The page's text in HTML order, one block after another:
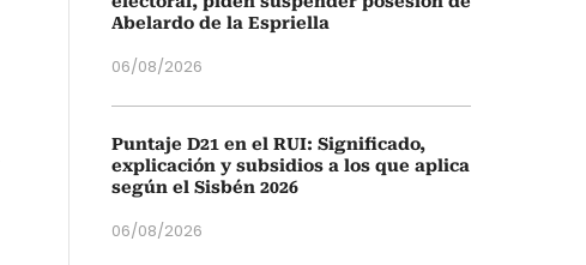
Abelardo de la Espriella
06/08/2026
Puntaje D21 en el RUI: Significado,
explicación y subsidios a los que aplica
según el Sisbén 2026
06/08/2026